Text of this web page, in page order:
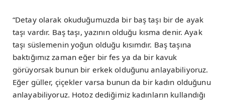
“Detay olarak okuduğumuzda bir baş taşı bir de ayak
taşı vardır. Baş taşı, yazının olduğu kısma denir. Ayak
taşı süslemenin yoğun olduğu kısımdır. Baş taşına
baktığımız zaman eğer bir fes ya da bir kavuk
görüyorsak bunun bir erkek olduğunu anlayabiliyoruz.
Eğer güller, çiçekler varsa bunun da bir kadın olduğunu
anlayabiliyoruz. Hotoz dediğimiz kadınların kullandığı